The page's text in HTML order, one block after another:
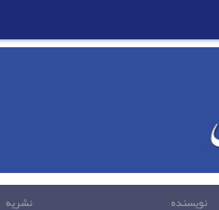
نویسنده
نشریه